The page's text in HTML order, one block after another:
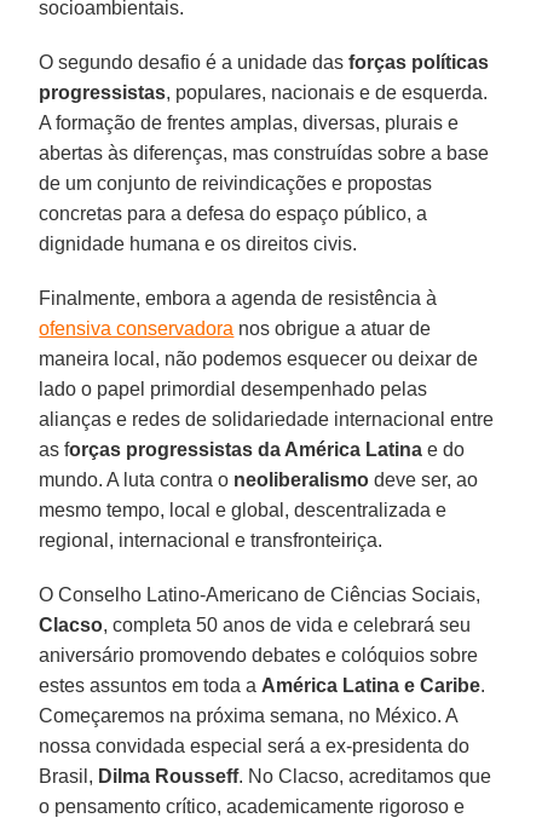
socioambientais.
O segundo desafio é a unidade dasforças políticas
progressistas, populares, nacionais e de esquerda.
A formação de frentes amplas, diversas, plurais e
abertas às diferenças, mas construídas sobre a base
de um conjunto de reivindicações e propostas
concretas para a defesa do espaço público, a
dignidade humana e os direitos civis.
Finalmente, embora a agenda de resistência à
ofensiva conservadora nos obrigue a atuar de
maneira local, não podemos esquecer ou deixar de
lado o papel primordial desempenhado pelas
alianças e redes de solidariedade internacional entre
as forças progressistas da América Latina e do
mundo. A luta contra o neoliberalismo deve ser, ao
mesmo tempo, local e global, descentralizada e
regional, internacional e transfronteiriça.
O Conselho Latino-Americano de Ciências Sociais,
Clacso, completa 50 anos de vida e celebrará seu
aniversário promovendo debates e colóquios sobre
estes assuntos em toda a América Latina e Caribe.
Começaremos na próxima semana, no México. A
nossa convidada especial será a ex-presidenta do
Brasil, Dilma Rousseff. No Clacso, acreditamos que
o pensamento crítico, academicamente rigoroso e